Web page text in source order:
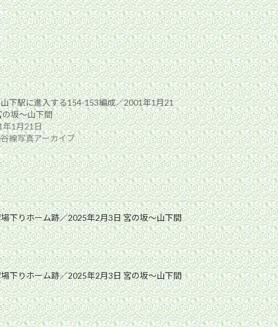
下駅に進入する154-153編成／2001年1月21
の坂〜山下間
年1月21日
線写真アーカイブ
下りホーム跡／2025年2月3日 宮の坂〜山下間
下りホーム跡／2025年2月3日 宮の坂〜山下間